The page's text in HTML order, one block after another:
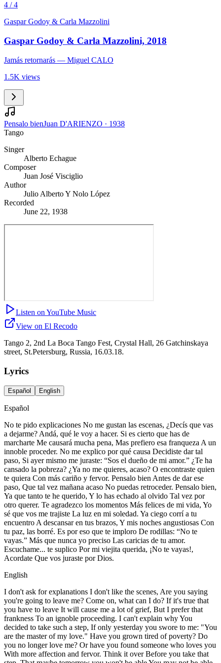
4 / 4
Gaspar Godoy & Carla Mazzolini
Gaspar Godoy & Carla Mazzolini, 2018
Jamás retornarás — Miguel CALO
1.5K views
Pensalo bienJuan D'ARIENZO · 1938
Tango
Singer
Alberto Echague
Composer
Juan José Visciglio
Author
Julio Alberto Y Nolo López
Recorded
June 22, 1938
Listen on YouTube Music
View on El Recodo
Tango 2, 2nd La Boca Tango Fest, Crystal Hall, 26 Gatchinskaya
street, St.Petersburg, Russia, 16.03.18.
Lyrics
Español English
Español
No te pido explicaciones No me gustan las escenas, ¿Decís que vas
a dejarme? Andá, qué le voy a hacer. Si es cierto que has de
marcharte Me causará mucha pena, Mas prefiero esa franqueza A un
innoble proceder. No me explico por qué causa Decidiste dar tal
paso, Si ayer mismo me juraste: “Sos el dueño de mi amor.” ¿Te ha
cansado la pobreza? ¿Ya no me quieres, acaso? O encontraste quien
te quiera Con más cariño y fervor. Pensalo bien Antes de dar ese
paso, Que tal vez mañana acaso No puedas retroceder. Pensalo bien,
Ya que tanto te he querido, Y lo has echado al olvido Tal vez por
otro querer. Te agradezco los momentos Más felices de mi vida, Yo
sé que vos me trajiste La luz en mi soledad. Ya ciego corrí a tu
encuentro A descansar en tus brazos, Y mis noches angustiosas Con
tu paz, las borré. Es por eso que te imploro De rodillas: “No te
vayas.” Más que nunca yo preciso Las caricias de tu amor.
Escuchame... te suplico Por mi viejita querida, ¡No te vayas!,
Acordate Que vos juraste por Dios.
English
I don't ask for explanations I don't like the scenes, Are you saying
you're going to leave me? Come on, what can I do? If it's true that
you have to leave It will cause me a lot of grief, But I prefer that
frankness To an ignoble proceeding. I can't explain why You
decided to take such a step, If only yesterday you swore to me: "You
are the master of my love." Have you grown tired of poverty? Do
you no longer love me? Or have you found someone who loves you
With more affection and fervor. Think it over Before you take that